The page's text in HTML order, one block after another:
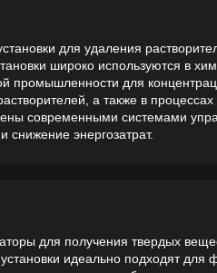
также в процессах очистки. Наши
очистки и точности в процессе